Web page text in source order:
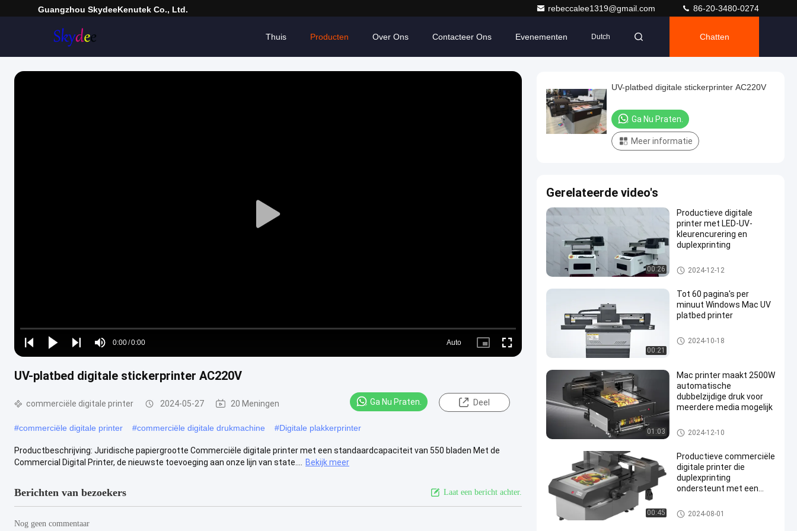
Guangzhou SkydeeKenutek Co., Ltd. rebeccalee1319@gmail.com 86-20-3480-0274
Thuis Producten Over Ons Contacteer Ons Evenementen Dutch Chatten
Play
Play
Play
Play
Mute
Time
0:00/0:00
Loaded:
0%
Auto
Picture- Fullscreen
UV-platbed digitale stickerprinter AC220V
commerciële digitale printer 2024-05-27 20 Meningen Ga Nu Praten. Deel
#commerciële digitale printer #commerciële digitale drukmachine #Digitale plakkerprinter
Productbeschrijving: Juridische papiergrootte Commerciële digitale printer met een standaardcapaciteit van 550 bladen Met de
Commercial Digital Printer, de nieuwste toevoeging aan onze lijn van state....
Bekijk meer
Berichten van bezoekers Laat een bericht achter.
Nog geen commentaar
UV-platbed digitale stickerprinter AC220V
Ga Nu Praten.
Meer informatie
Gerelateerde video's
00:26
Productieve digitale
printer met LED-UV-
kleurencurering en
duplexprinting
commerciële digitale printer
2024-12-12
00:21
Tot 60 pagina's per
minuut Windows Mac UV
platbed printer
commerciële digitale printer
2024-10-18
01:03
Mac printer maakt 2500W
automatische
dubbelzijdige druk voor
meerdere media mogelijk
commerciële digitale printer
2024-12-10
00:45
Productieve commerciële
digitale printer die
duplexprinting
ondersteunt met een
550 bladen
commerciële digitale printer
2024-08-01